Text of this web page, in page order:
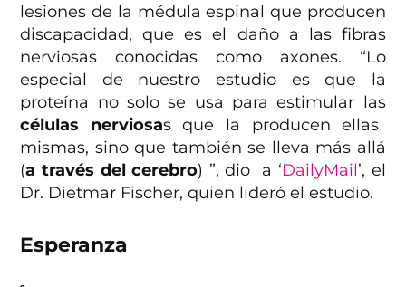
lesiones de la médula espinal que producen
discapacidad, que es el daño a las fibras
nerviosas conocidas como axones. “Lo
especial de nuestro estudio es que la
proteína no solo se usa para estimular las
células nerviosas que la producen ellas
mismas, sino que también se lleva más allá
(a través del cerebro) ”, dio a ‘DailyMail’, el
Dr. Dietmar Fischer, quien lideró el estudio.
Esperanza